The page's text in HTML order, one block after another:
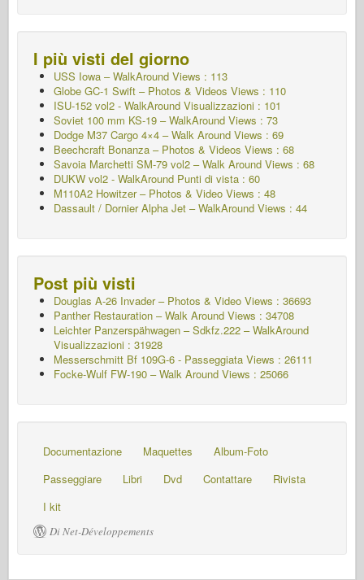
I più visti del giorno
USS Iowa – WalkAround Views : 113
Globe GC-1 Swift – Photos & Videos Views : 110
ISU-152 vol2 - WalkAround Visualizzazioni : 101
Soviet 100 mm KS-19 – WalkAround Views : 73
Dodge M37 Cargo 4×4 – Walk Around Views : 69
Beechcraft Bonanza – Photos & Videos Views : 68
Savoia Marchetti SM-79 vol2 – Walk Around Views : 68
DUKW vol2 - WalkAround Punti di vista : 60
M110A2 Howitzer – Photos & Video Views : 48
Dassault / Dornier Alpha Jet – WalkAround Views : 44
Post più visti
Douglas A-26 Invader – Photos & Video Views : 36693
Panther Restauration – Walk Around Views : 34708
Leichter Panzerspähwagen – Sdkfz.222 – WalkAround
Visualizzazioni : 31928
Messerschmitt Bf 109G-6 - Passeggiata Views : 26111
Focke-Wulf FW-190 – Walk Around Views : 25066
Documentazione Maquettes
Album-Foto
Passeggiare
Libri Dvd Contattare
Rivista
I kit
Di Net-Développements